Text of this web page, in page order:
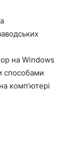
на Windows
способами
комп’ютері